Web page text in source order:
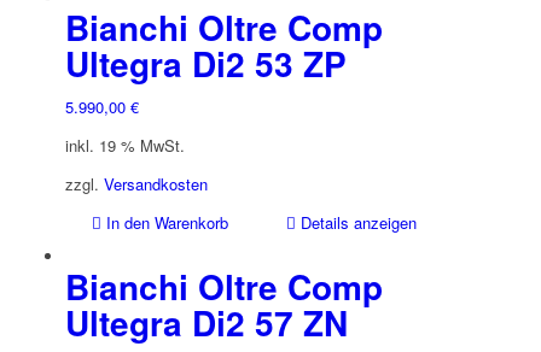
Bianchi Oltre Comp
Ultegra Di2 53 ZP
5.990,00 €
inkl. 19 % MwSt.
zzgl. Versandkosten
In den Warenkorb
Details anzeigen
Bianchi Oltre Comp
Ultegra Di2 57 ZN